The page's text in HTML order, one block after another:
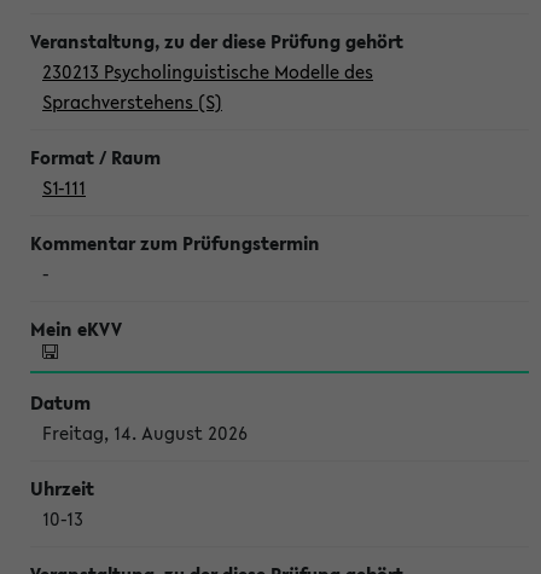
230213 Psycholinguistische Modelle des
Sprachverstehens (S)
S1-111
-
Freitag, 14. August 2026
10-13